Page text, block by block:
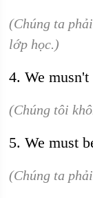
(Chúng ta
lớp học.)
4. We
(Chúng tôi
5. We must
(Chúng ta